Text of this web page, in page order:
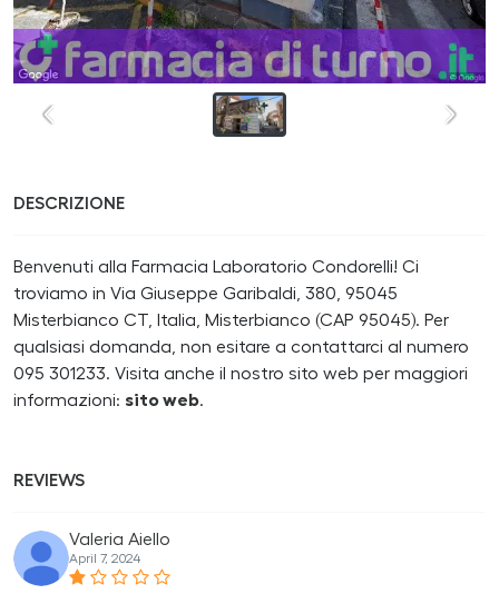
DESCRIZIONE
Benvenuti alla Farmacia Laboratorio Condorelli! Ci
troviamo in Via Giuseppe Garibaldi, 380, 95045
Misterbianco CT, Italia, Misterbianco (CAP 95045). Per
qualsiasi domanda, non esitare a contattarci al numero
095 301233. Visita anche il nostro sito web per maggiori
informazioni: sito web.
REVIEWS
Valeria Aiello
April 7, 2024